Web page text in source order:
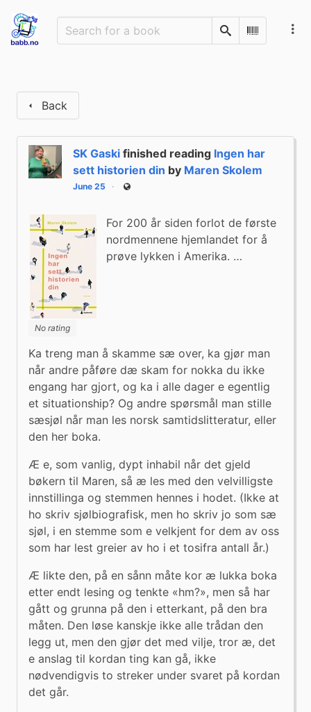
SearchScan
Back
SK Gaski finished reading Ingen har
sett historien din by Maren Skolem
June 25 Public
No rating
For 200 år siden forlot de første
nordmennene hjemlandet for å
prøve lykken i Amerika. …
Ka treng man å skamme sæ over, ka gjør man
når andre påføre dæ skam for nokka du ikke
engang har gjort, og ka i alle dager e egentlig
et situationship? Og andre spørsmål man stille
sæsjøl når man les norsk samtidslitteratur, eller
den her boka.
Æ e, som vanlig, dypt inhabil når det gjeld
bøkern til Maren, så æ les med den velvilligste
innstillinga og stemmen hennes i hodet. (Ikke at
ho skriv sjølbiografisk, men ho skriv jo som sæ
sjøl, i en stemme som e velkjent for dem av oss
som har lest greier av ho i et tosifra antall år.)
Æ likte den, på en sånn måte kor æ lukka boka
etter endt lesing og tenkte «hm?», men så har
gått og grunna på den i etterkant, på den bra
måten. Den løse kanskje ikke alle trådan den
legg ut, men den gjør det med vilje, tror æ, det
e anslag til kordan ting kan gå, ikke
nødvendigvis to streker under svaret på kordan
det går.